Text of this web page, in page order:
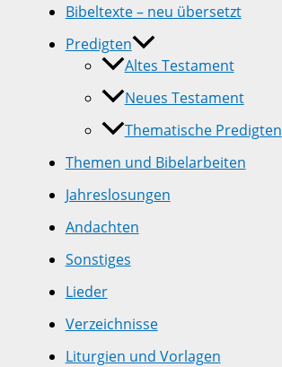
Bibeltexte – neu übersetzt
Predigten
Altes Testament
Neues Testament
Thematische Predigten
Themen und Bibelarbeiten
Jahreslosungen
Andachten
Sonstiges
Lieder
Verzeichnisse
Liturgien und Vorlagen